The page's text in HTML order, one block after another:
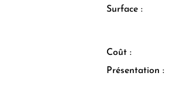
Surface :
Coût :
Présentation :